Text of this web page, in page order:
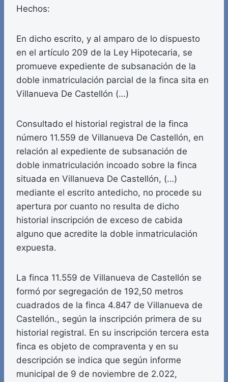
Hechos:
En dicho escrito, y al amparo de lo dispuesto
en el artículo 209 de la Ley Hipotecaria, se
promueve expediente de subsanación de la
doble inmatriculación parcial de la finca sita en
Villanueva De Castellón (…)
Consultado el historial registral de la finca
número 11.559 de Villanueva De Castellón, en
relación al expediente de subsanación de
doble inmatriculación incoado sobre la finca
situada en Villanueva De Castellón, (…)
mediante el escrito antedicho, no procede su
apertura por cuanto no resulta de dicho
historial inscripción de exceso de cabida
alguno que acredite la doble inmatriculación
expuesta.
La finca 11.559 de Villanueva de Castellón se
formó por segregación de 192,50 metros
cuadrados de la finca 4.847 de Villanueva de
Castellón., según la inscripción primera de su
historial registral. En su inscripción tercera esta
finca es objeto de compraventa y en su
descripción se indica que según informe
municipal de 9 de noviembre de 2.022,